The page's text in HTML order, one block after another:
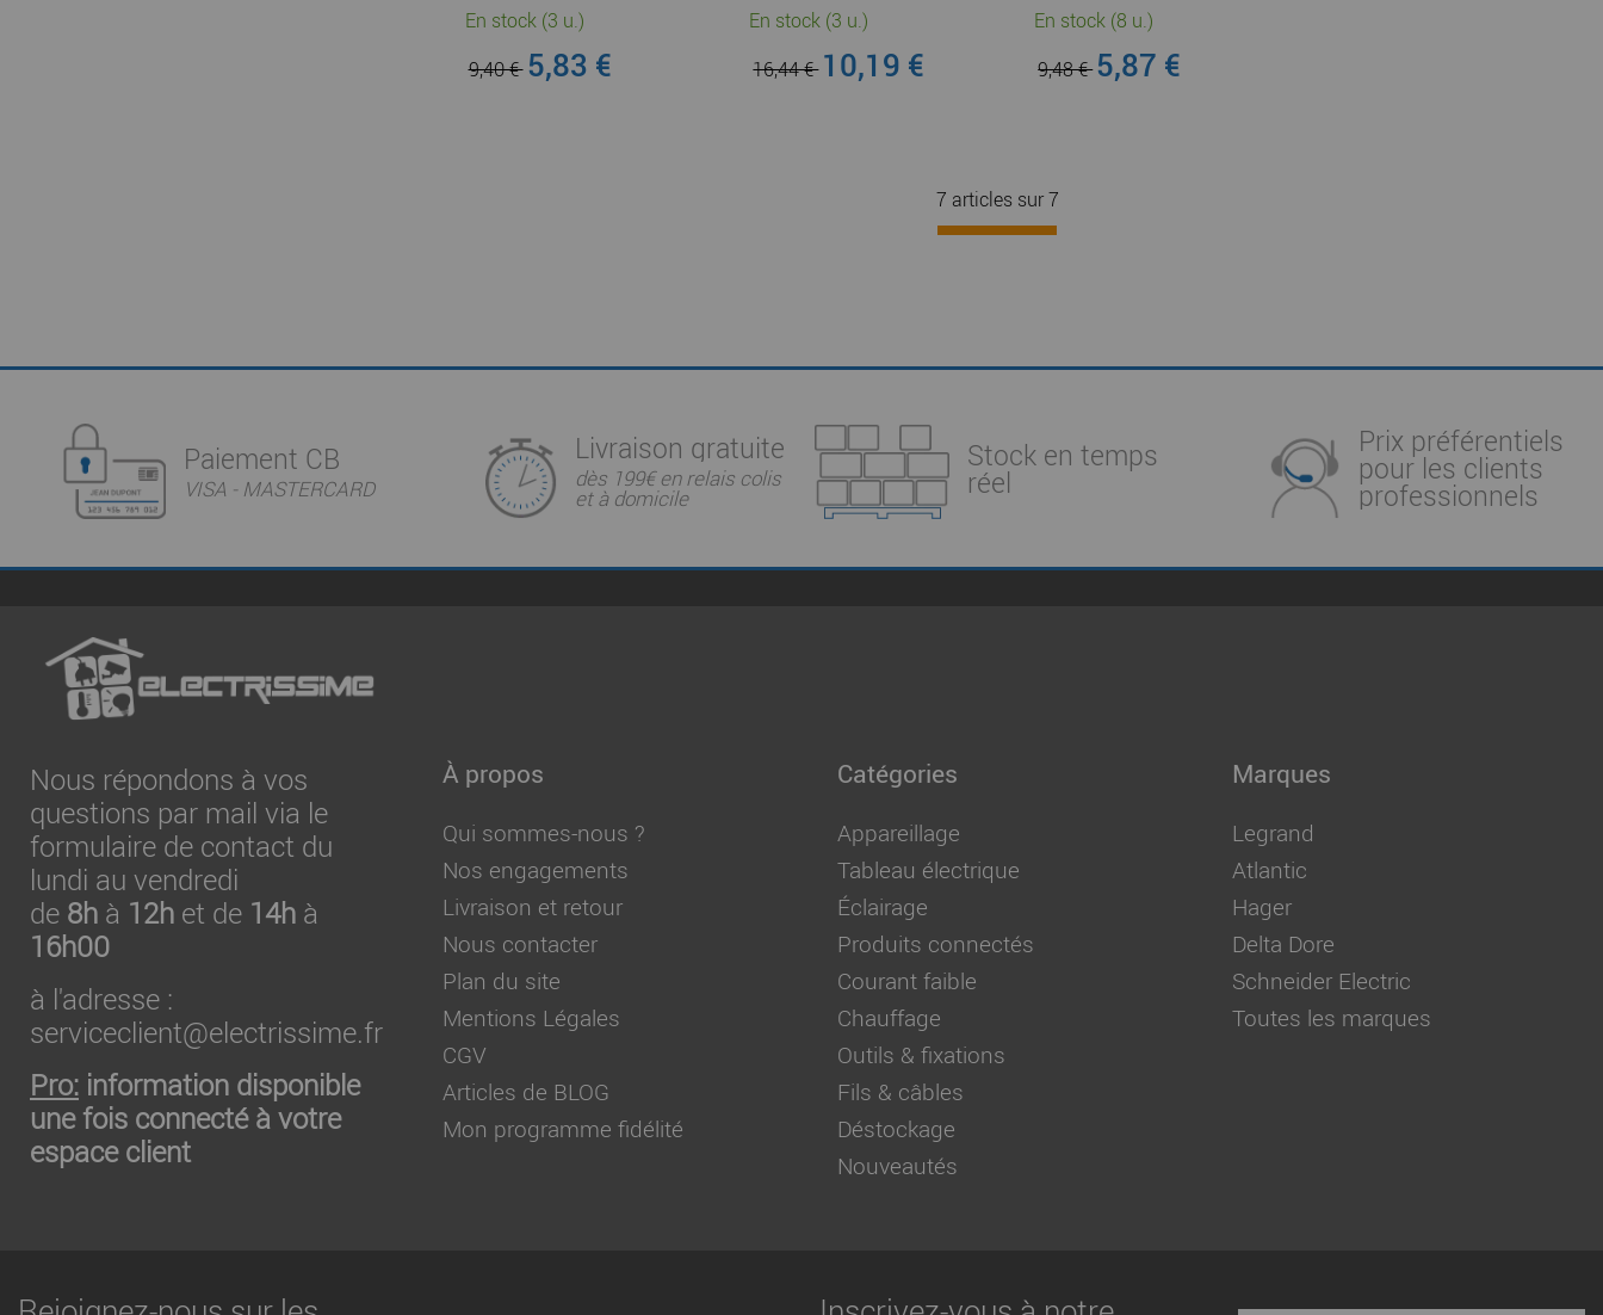
En stock (3 u.)
9,40 € 5,83 €
En stock (3 u.)
16,44 € 10,19 €
En stock (8 u.)
9,48 €5,87 €
7 articles sur7
Paiement CB
VISA - MASTERCARD
Livraison gratuite
dès 199€ en relais colis
et à domicile
Stock en temps
réel
Prix préférentiels
pour les clients
professionnels
Nous répondons à vos
questions par mail via le
formulaire de contact du
lundi au vendredi
de 8h à 12h et de 14h à
16h00
à l'adresse :
serviceclient@electrissime.fr
Pro: information disponible
une fois connecté à votre
espace client
À propos
Qui sommes-nous ?
Nos engagements
Livraison et retour
Nous contacter
Plan du site
Mentions Légales
CGV
Articles de BLOG
Mon programme fidélité
Catégories
Appareillage
Tableau électrique
Éclairage
Produits connectés
Courant faible
Chauffage
Outils & fixations
Fils & câbles
Déstockage
Nouveautés
Marques
Legrand
Atlantic
Hager
Delta Dore
Schneider Electric
Toutes les marques